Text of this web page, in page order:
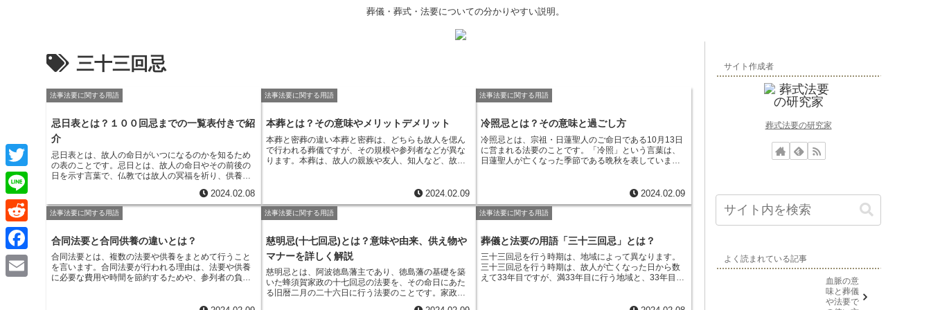
葬儀・葬式・法要についての分かりやすい説明。
三十三回忌
法事法要に関する用語
忌日表とは？１００回忌までの一覧表付きで紹
介
忌日表とは、故人の命日がいつになるのかを知るため
の表のことです。忌日とは、故人の命日やその前後の
日を示す言葉で、仏教では故人の冥福を祈り、供養を
忌、3周忌、7周忌、13周忌、17周忌、23周忌、27周
忌、33周忌、37周忌、49周忌と、50回忌以降は10年
ごとに忌日を設けるのが一般的です。忌日表は、故人
人の命日がいつかを簡単に確認することができます。
忌日表は、仏壇や墓石に祀り、故人の冥福を祈るため
に使用されます。また、忌日表は、故人の命日の前後
に親戚や友人などに連絡して、法要や供養を行うため
のスケジュール管理にも役立ちます。
2024.02.08
法事法要に関する用語
本葬とは？その意味やメリットデメリット
本葬と密葬の違い本葬と密葬は、どちらも故人を偲ん
で行われる葬儀ですが、その規模や参列者などが異な
ります。本葬は、故人の親族や友人、知人など、故人
ど、故人と親交の深かった限られた人だけが参列する
てから1週間前後に行われます。一方、密葬は、一般的
に故人が亡くなってから1～2日以内に行われます。本
が、密葬は、故人を偲んで静かに送ることが一般的で
す。本葬は、故人の遺体を火葬または埋葬する前に、
故人の遺体を安置して、参列者が故人と最後のお別れ
をする場となります。一方、密葬は、故人の遺体を火
葬または埋葬した後、故人の遺骨を安置して、参列者
が故人と最後のお別れをする場となります。
2024.02.09
法事法要に関する用語
冷照忌とは？その意味と過ごし方
冷照忌とは、宗祖・日蓮聖人のご命日である10月13日
に営まれる法要のことです。
「冷照」という言葉は、
日蓮聖人が亡くなった季節である晩秋を表していま
られたことから、「冷照忌」という法要名がつけられ
えを学ぶ大切な日です。全国各地の日蓮宗寺院では、
冷照忌に法要が行われ、日蓮聖人のご命日を供養して
などが開催されることもあります。
2024.02.09
法事法要に関する用語
合同法要と合同供養の違いとは？
合同法要とは、 複数の法要や供養をまとめて行うこと
を言います。合同法要が行われる理由は、法要や供養
に必要な費用や時間を節約するためや、参列者の負担
法事法要に関する用語
慈明忌(十七回忌)とは？意味や由来、供え物や
マナーを詳しく解説
慈明忌とは、阿波徳島藩主であり、徳島藩の基礎を築
いた蜂須賀家政の十七回忌の法要を、その命日にあた
る旧暦二月の二十六日に行う法要のことです。家政
法事法要に関する用語
葬儀と法要の用語「三十三回忌」とは？
三十三回忌を行う時期は、地域によって異なります。
三十三回忌を行う時期は、故人が亡くなった日から数
えて33年目ですが、満33年目に行う地域と、33年目の
サイト作成者
葬式法要の研究家
よく読まれている記事
血脈の意
味と葬儀
や法要で
T
w
i
t
L
i
n
e
R
e
d
F